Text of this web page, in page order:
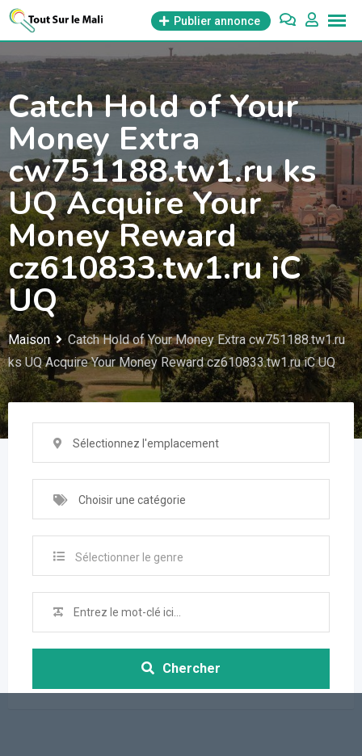
Aller
Publier annonce
Catch Hold of Your
Money Extra
cw751188.tw1.ru ks
UQ Acquire Your
Money Reward
cz610833.tw1.ru iC
UQ
Maison
Catch Hold of Your Money Extra cw751188.tw1.ru
ks UQ Acquire Your Money Reward cz610833.tw1.ru iC UQ
Sélectionnez l'emplacement
Choisir une catégorie
Sélectionner le genre
Chercher